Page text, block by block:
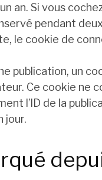
an. Si vous
pendant
le cookie de
publication, un
Ce cookie ne
l’ID de la
jour.